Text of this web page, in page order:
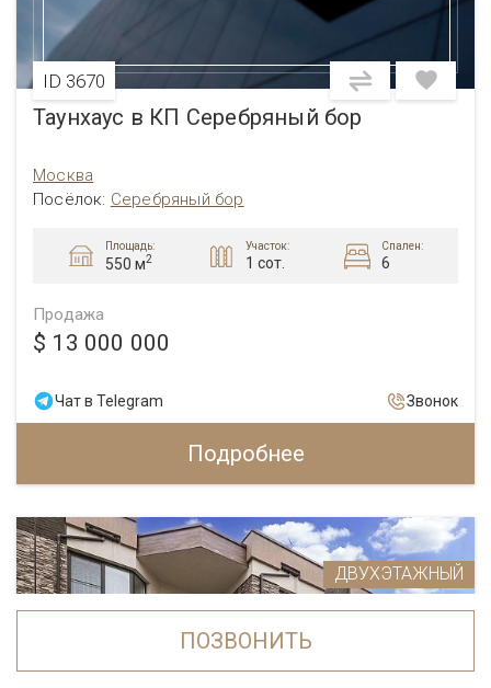
ID 3670
Таунхаус в КП Серебряный бор
Москва
Посёлок: Серебряный бор
Площадь:
550 м2
Участок:
1 сот.
Спален:
6
Продажа
$ 13 000 000
Чат в Telegram Звонок
Подробнее
ДВУХЭТАЖНЫЙ
ПОЗВОНИТЬ